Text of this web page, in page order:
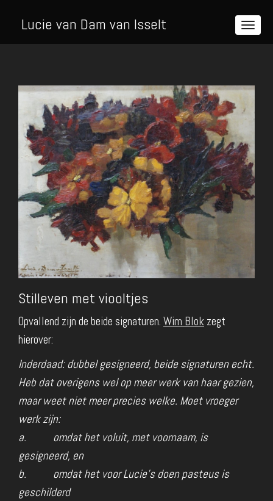
Lucie van Dam van Isselt
Stilleven met viooltjes
Opvallend zijn de beide signaturen. Wim Blok zegt
hierover:
Inderdaad: dubbel gesigneerd, beide signaturen echt.
Heb dat overigens wel op meer werk van haar gezien,
maar weet niet meer precies welke. Moet vroeger
werk zijn:
a. omdat het voluit, met voornaam, is
gesigneerd, en
b. omdat het voor Lucie’s doen pasteus is
geschilderd